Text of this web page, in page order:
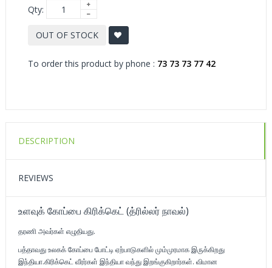
Qty:
OUT OF STOCK
To order this product by phone : 73 73 73 77 42
DESCRIPTION
REVIEWS
உளவுக் கோப்பை கிரிக்கெட் (த்ரில்லர் நாவல்)
தரணி அவர்கள் எழுதியது.
பத்தாவது உலகக் கோப்பை போட்டி ஏற்பாடுகளில் மும்முரமாக இருக்கிறது
இந்தியா.கிரிக்கெட் வீரர்கள் இந்தியா வந்து இறங்குகிறார்கள். விமான